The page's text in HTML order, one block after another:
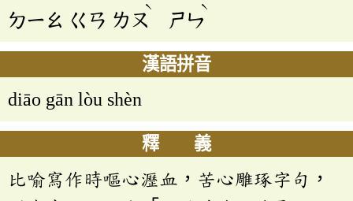
ㄉㄧㄠ ㄍㄢ ㄌㄡ
ˋ
ㄕㄣ
ˋ
漢語拼音
diāo gān lòu shèn
釋 義
比喻寫作時嘔心瀝血，苦心雕琢字句，